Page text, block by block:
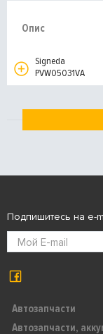
Опис
Signeda
PVW05031VA
Автозапчасти
Автозапчасти,
Подпишитесь на e-